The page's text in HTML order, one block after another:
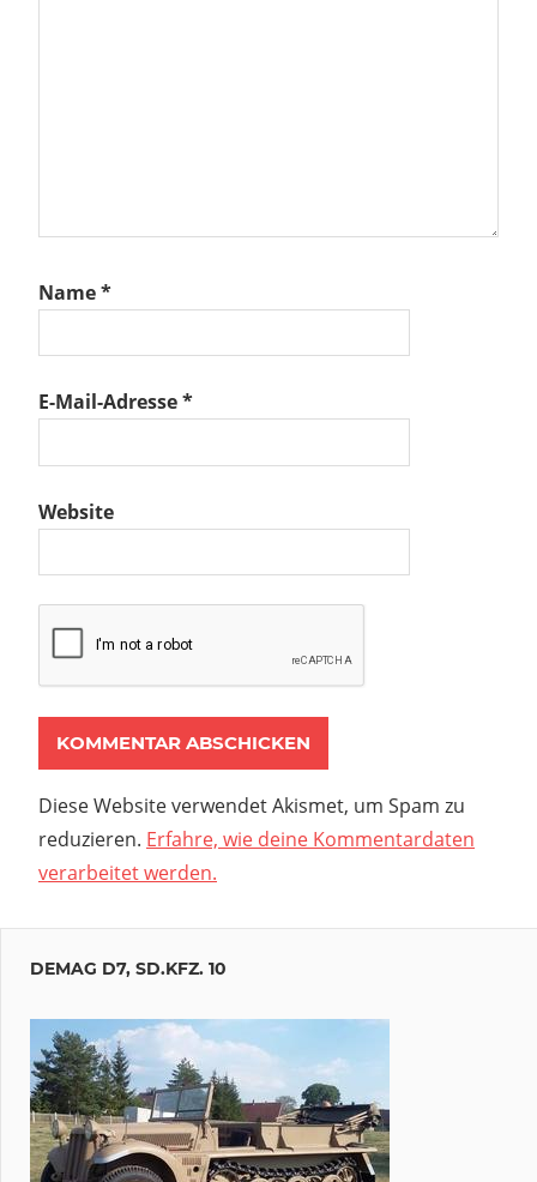
Name*
E-Mail-Adresse*
Website
Diese Website verwendet Akismet, um Spam zu
reduzieren. Erfahre, wie deine Kommentardaten
verarbeitet werden.
DEMAG D7, SD.KFZ. 10